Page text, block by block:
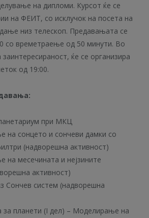
на дипломи. Курсот ќе се
на ФЕИТ, со исклучок на посета на
низ телескоп. Предавањата се
со времетраење од 50 минути. Во
заинтересираност, ќе се организира
од 19:00.
при МКЦ
на сонцето и сончеви дамки со
(надворешна активност)
на месечината и нејзините
активност)
Сончев систем (надворешна
за планети (I дел) – Моделирање на